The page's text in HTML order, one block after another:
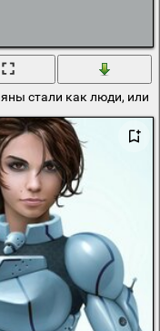
и салют
стали как люди, или